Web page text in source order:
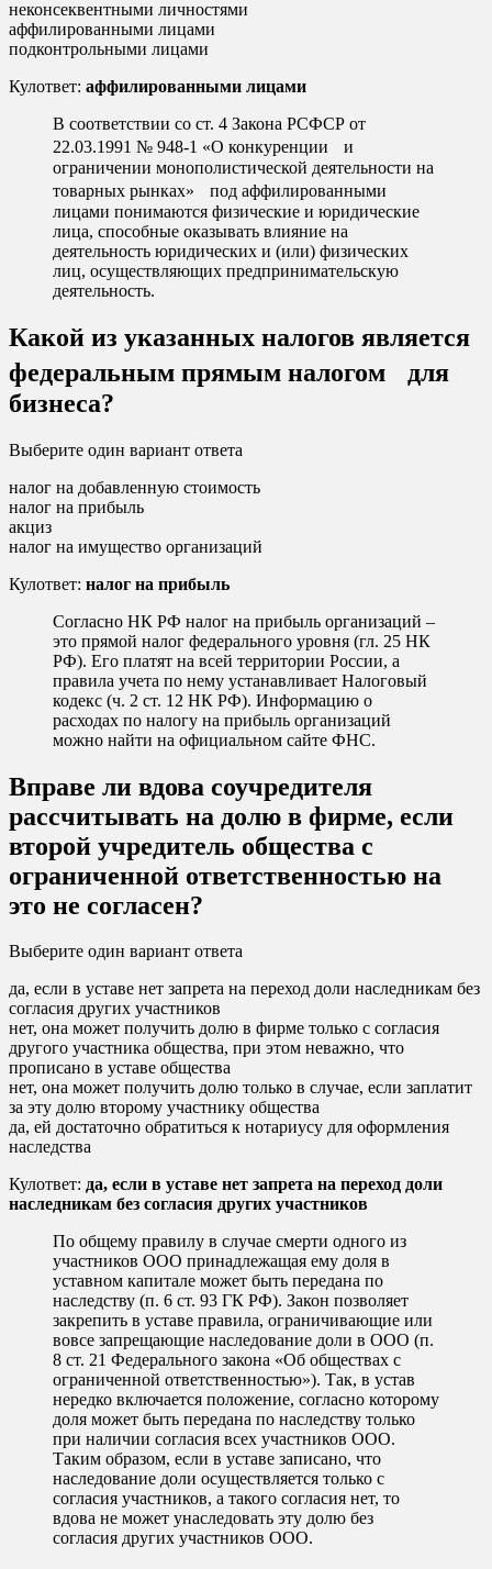
неконсеквентными личностями
аффилированными лицами
подконтрольными лицами
Кулответ: аффилированными лицами
В соответствии со ст. 4 Закона РСФСР от
22.03.1991 № 948-1 «О конкуренции и
ограничении монополистической деятельности на
товарных рынках» под аффилированными
лицами понимаются физические и юридические
лица, способные оказывать влияние на
деятельность юридических и (или) физических
лиц, осуществляющих предпринимательскую
деятельность.
Какой из указанных налогов является
федеральным прямым налогом для
бизнеса?
Выберите один вариант ответа
налог на добавленную стоимость
налог на прибыль
акциз
налог на имущество организаций
Кулответ: налог на прибыль
Согласно НК РФ налог на прибыль организаций –
это прямой налог федерального уровня (гл. 25 НК
РФ). Его платят на всей территории России, а
правила учета по нему устанавливает Налоговый
кодекс (ч. 2 ст. 12 НК РФ). Информацию о
расходах по налогу на прибыль организаций
можно найти на официальном сайте ФНС.
Вправе ли вдова соучредителя
рассчитывать на долю в фирме, если
второй учредитель общества с
ограниченной ответственностью на
это не согласен?
Выберите один вариант ответа
да, если в уставе нет запрета на переход доли наследникам без
согласия других участников
нет, она может получить долю в фирме только с согласия
другого участника общества, при этом неважно, что
прописано в уставе общества
нет, она может получить долю только в случае, если заплатит
за эту долю второму участнику общества
да, ей достаточно обратиться к нотариусу для оформления
наследства
Кулответ: да, если в уставе нет запрета на переход доли
наследникам без согласия других участников
По общему правилу в случае смерти одного из
участников ООО принадлежащая ему доля в
уставном капитале может быть передана по
наследству (п. 6 ст. 93 ГК РФ). Закон позволяет
закрепить в уставе правила, ограничивающие или
вовсе запрещающие наследование доли в ООО (п.
8 ст. 21 Федерального закона «Об обществах с
ограниченной ответственностью»). Так, в устав
нередко включается положение, согласно которому
доля может быть передана по наследству только
при наличии согласия всех участников ООО.
Таким образом, если в уставе записано, что
наследование доли осуществляется только с
согласия участников, а такого согласия нет, то
вдова не может унаследовать эту долю без
согласия других участников ООО.